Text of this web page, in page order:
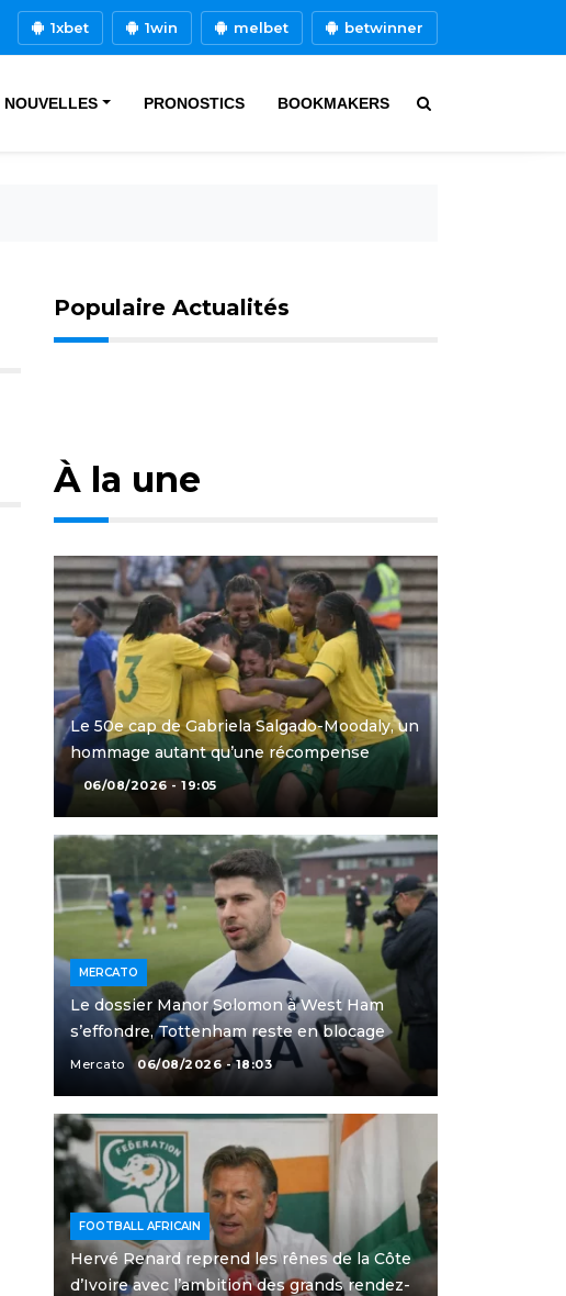
1xbet 1win melbet betwinner
NOUVELLES PRONOSTICS BOOKMAKERS
Populaire Actualités
À la une
Le 50e cap de Gabriela Salgado-Moodaly, un
hommage autant qu’une récompense
06/08/2026 - 19:05
MERCATO
Le dossier Manor Solomon à West Ham
s’effondre, Tottenham reste en blocage
Mercato 06/08/2026 - 18:03
FOOTBALL AFRICAIN
Hervé Renard reprend les rênes de la Côte
d’Ivoire avec l’ambition des grands rendez-